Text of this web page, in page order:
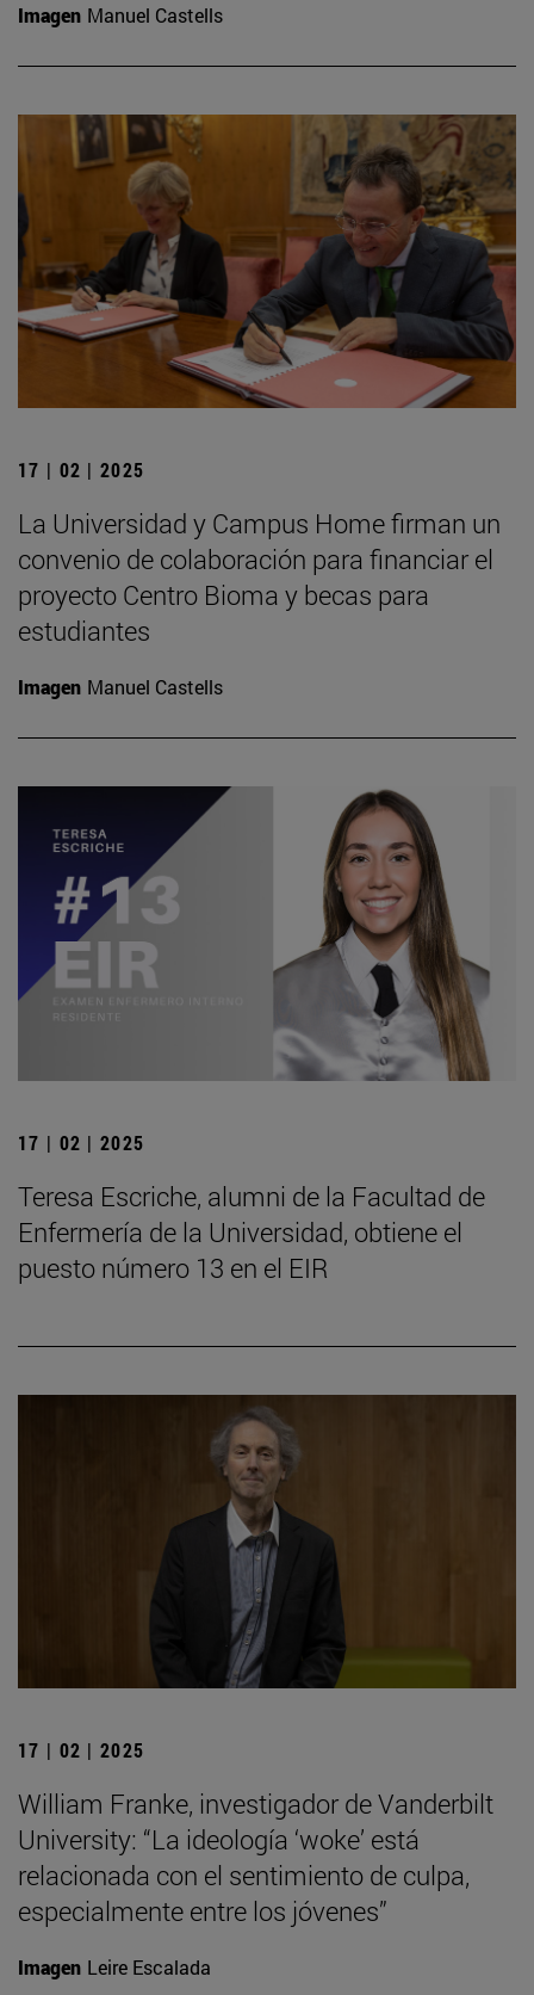
Imagen Manuel Castells
17 | 02 | 2025
La Universidad y Campus Home firman un
convenio de colaboración para financiar el
proyecto Centro Bioma y becas para
estudiantes
Imagen Manuel Castells
17 | 02 | 2025
Teresa Escriche, alumni de la Facultad de
Enfermería de la Universidad, obtiene el
puesto número 13 en el EIR
17 | 02 | 2025
William Franke, investigador de Vanderbilt
University: “La ideología ‘woke’ está
relacionada con el sentimiento de culpa,
especialmente entre los jóvenes”
Imagen Leire Escalada